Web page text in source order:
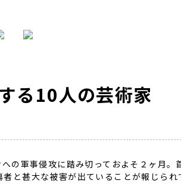
る10人の芸術家
の軍事侵攻に踏み切っておよそ２ヶ月。
と甚大な被害が出ていることが報じられ